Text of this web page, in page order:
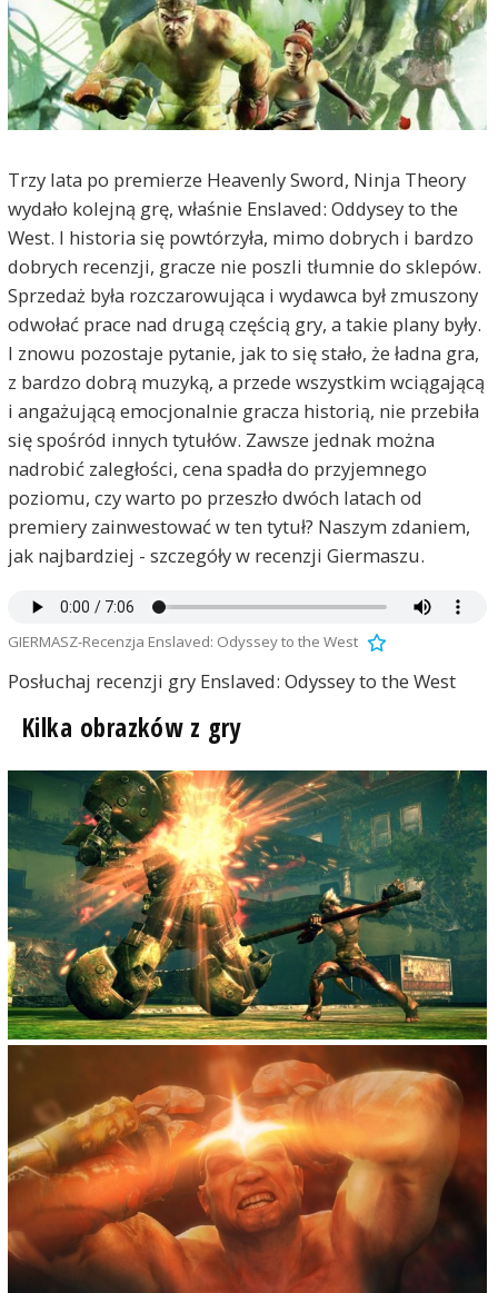
Trzy lata po premierze Heavenly Sword, Ninja Theory
wydało kolejną grę, właśnie Enslaved: Oddysey to the
West. I historia się powtórzyła, mimo dobrych i bardzo
dobrych recenzji, gracze nie poszli tłumnie do sklepów.
Sprzedaż była rozczarowująca i wydawca był zmuszony
odwołać prace nad drugą częścią gry, a takie plany były.
I znowu pozostaje pytanie, jak to się stało, że ładna gra,
z bardzo dobrą muzyką, a przede wszystkim wciągającą
i angażującą emocjonalnie gracza historią, nie przebiła
się spośród innych tytułów. Zawsze jednak można
nadrobić zaległości, cena spadła do przyjemnego
poziomu, czy warto po przeszło dwóch latach od
premiery zainwestować w ten tytuł? Naszym zdaniem,
jak najbardziej - szczegóły w recenzji Giermaszu.
GIERMASZ-Recenzja Enslaved: Odyssey to the West
Posłuchaj recenzji gry Enslaved: Odyssey to the West
Kilka obrazków z gry